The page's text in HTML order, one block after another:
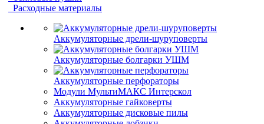
Расходные материалы
Аккумуляторные дрели-шуруповерты
Аккумуляторные болгарки УШМ
Аккумуляторные перфораторы
Модули МультиМАКС Интерскол
Аккумуляторные гайковерты
Аккумуляторные дисковые пилы